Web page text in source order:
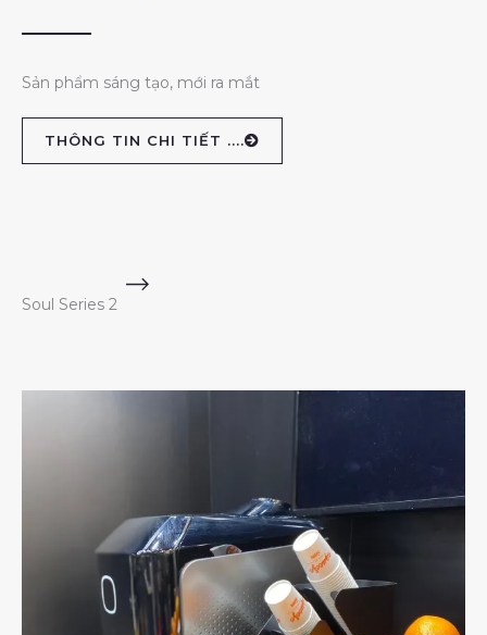
Sản phẩm sáng tạo, mới ra mắt
THÔNG TIN CHI TIẾT ....
Soul Series 2